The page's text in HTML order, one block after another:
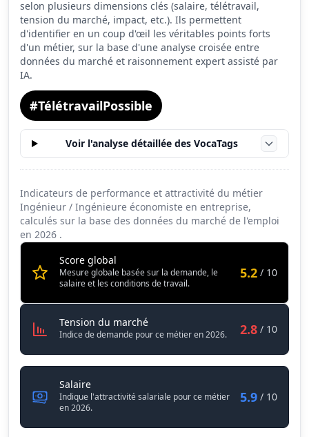
selon plusieurs dimensions clés (salaire, télétravail,
tension du marché, impact, etc.). Ils permettent
d'identifier en un coup d'œil les véritables points forts
d'un métier, sur la base d'une analyse croisée entre
données du marché et raisonnement expert assisté par
IA.
#TélétravailPossible
Voir l'analyse détaillée des VocaTags
Indicateurs de performance et attractivité du métier
Ingénieur / Ingénieure économiste en entreprise,
calculés sur la base des données du marché de l'emploi
en 2026 .
Score global
Mesure globale basée sur la demande, le
salaire et les conditions de travail.
5.2 / 10
Salaire
5.9
Conditions de travail
7.7
Tension du marchéIngénieur / Ingénieure
Indice de demande pour ce métier en 2026. 2.8 / 10
SalaireIngénieur / Ingénieure économiste en
Indique l'attractivité salariale pour ce métier
en 2026.
5.9 / 10